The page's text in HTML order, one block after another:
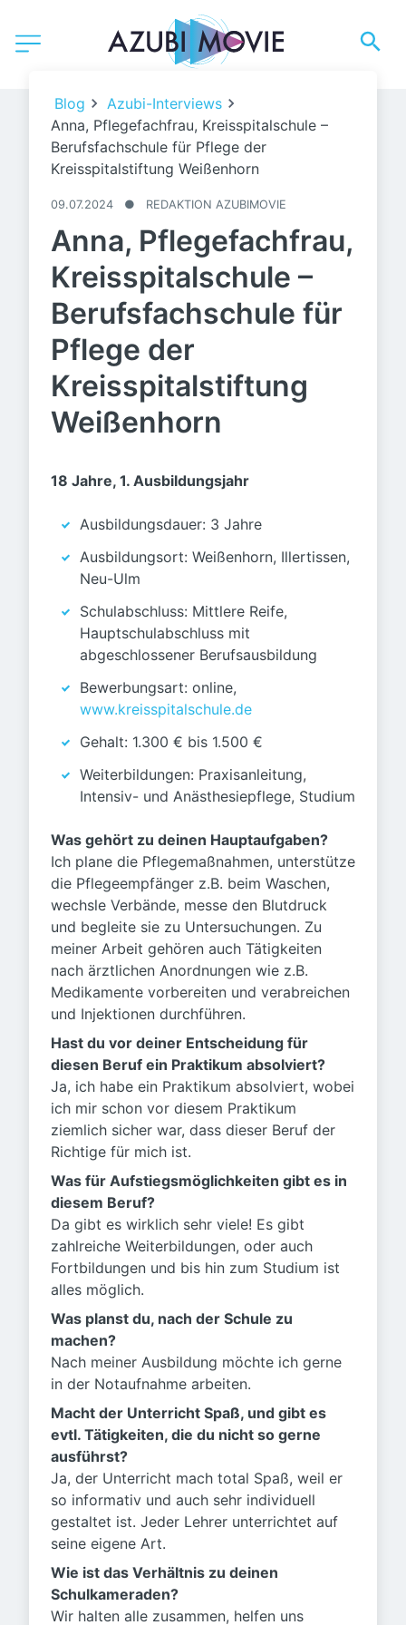
Anna macht eine Ausbildung zur Pflegefachfrau.
Blog
Azubi-Interviews
Anna, Pflegefachfrau, Kreisspitalschule –
Berufsfachschule für Pflege der
Kreisspitalstiftung Weißenhorn
09.07.2024 ● REDAKTION AZUBIMOVIE
Anna, Pflegefachfrau,
Kreisspitalschule –
Berufsfachschule für
Pflege der
Kreisspitalstiftung
Weißenhorn
18 Jahre, 1. Ausbildungsjahr
Ausbildungsdauer: 3 Jahre
Ausbildungsort: Weißenhorn, Illertissen,
Neu-Ulm
Schulabschluss: Mittlere Reife,
Hauptschulabschluss mit
abgeschlossener Berufsausbildung
Bewerbungsart: online,
www.kreisspitalschule.de
Gehalt: 1.300 € bis 1.500 €
Weiterbildungen: Praxisanleitung,
Intensiv- und Anästhesiepflege, Studium
Was gehört zu deinen Hauptaufgaben?
Ich plane die Pflegemaßnahmen, unterstütze
die Pflegeempfänger z.B. beim Waschen,
wechsle Verbände, messe den Blutdruck
und begleite sie zu Untersuchungen. Zu
meiner Arbeit gehören auch Tätigkeiten
nach ärztlichen Anordnungen wie z.B.
Medikamente vorbereiten und verabreichen
und Injektionen durchführen.
Hast du vor deiner Entscheidung für
diesen Beruf ein Praktikum absolviert?
Ja, ich habe ein Praktikum absolviert, wobei
ich mir schon vor diesem Praktikum
ziemlich sicher war, dass dieser Beruf der
Richtige für mich ist.
Was für Aufstiegsmöglichkeiten gibt es in
diesem Beruf?
Da gibt es wirklich sehr viele! Es gibt
zahlreiche Weiterbildungen, oder auch
Fortbildungen und bis hin zum Studium ist
alles möglich.
Was planst du, nach der Schule zu
machen?
Nach meiner Ausbildung möchte ich gerne
in der Notaufnahme arbeiten.
Macht der Unterricht Spaß, und gibt es
evtl. Tätigkeiten, die du nicht so gerne
ausführst?
Ja, der Unterricht mach total Spaß, weil er
so informativ und auch sehr individuell
gestaltet ist. Jeder Lehrer unterrichtet auf
seine eigene Art.
Wie ist das Verhältnis zu deinen
Schulkameraden?
Wir halten alle zusammen, helfen uns